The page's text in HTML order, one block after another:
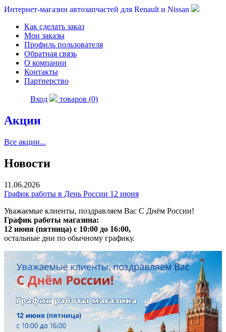
Интернет-магазин автозапчастей для Renault и Nissan
Как сделать заказ
Мои заказы
Профиль пользователя
Обратная связь
О компании
Контакты
Партнерство
Вход товаров (0)
Акции
Все акции...
Новости
11.06.2026
График работы в День России 12 июня
Уважаемые клиенты, поздравляем Вас С Днём России!
График работы магазина:
12 июня (пятница) с 10:00 до 16:00,
остальные дни по обычному графику.